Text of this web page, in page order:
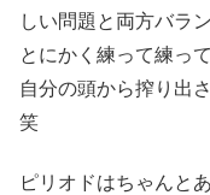
しい問題と両方バラ
とにかく練って練っ
自分の頭から搾り出
笑
ピリオドはちゃんと